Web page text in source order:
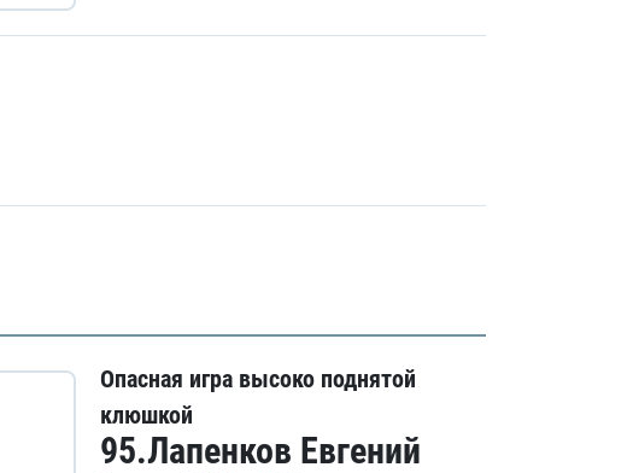
Опасная игра высоко поднятой
клюшкой
95.Лапенков Евгений